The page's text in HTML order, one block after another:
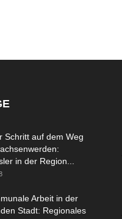
Schritt auf dem Weg
in der Region...
Arbeit in der
Stadt: Regionales